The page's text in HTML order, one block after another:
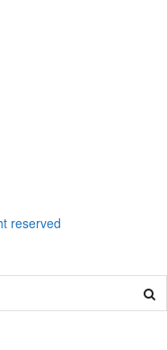
reserved